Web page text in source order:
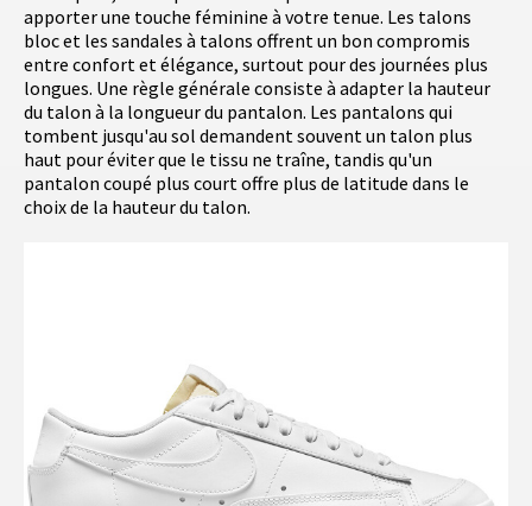
apporter une touche féminine à votre tenue. Les talons
bloc et les sandales à talons offrent un bon compromis
entre confort et élégance, surtout pour des journées plus
longues. Une règle générale consiste à adapter la hauteur
du talon à la longueur du pantalon. Les pantalons qui
tombent jusqu'au sol demandent souvent un talon plus
haut pour éviter que le tissu ne traîne, tandis qu'un
pantalon coupé plus court offre plus de latitude dans le
choix de la hauteur du talon.